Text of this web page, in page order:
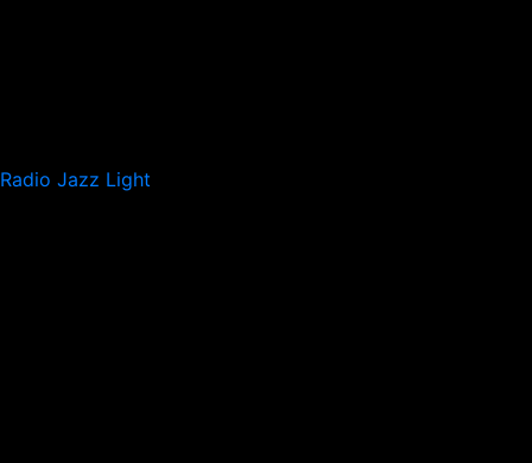
Radio Jazz Light